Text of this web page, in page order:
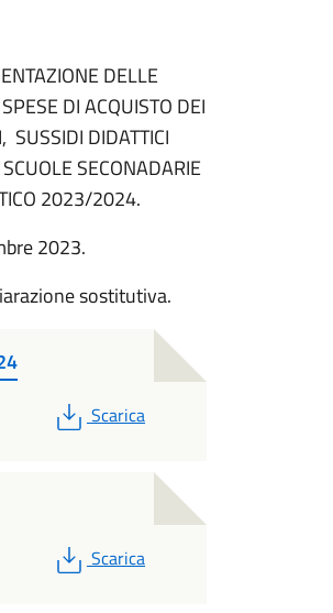
DELLE
DI ACQUISTO DEI
SUSSIDI DIDATTICI
SECONADARIE
2023/2024.
2023.
sostitutiva.
PDF
Scarica
PDF
Scarica